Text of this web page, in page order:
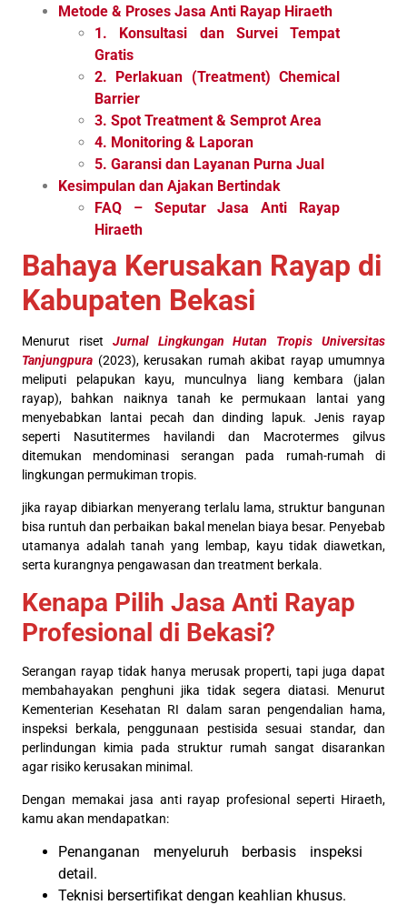
Metode & Proses Jasa Anti Rayap Hiraeth
1. Konsultasi dan Survei Tempat
Gratis
2. Perlakuan (Treatment) Chemical
Barrier
3. Spot Treatment & Semprot Area
4. Monitoring & Laporan
5. Garansi dan Layanan Purna Jual
Kesimpulan dan Ajakan Bertindak
FAQ – Seputar Jasa Anti Rayap
Hiraeth
Bahaya Kerusakan Rayap di
Kabupaten Bekasi
Menurut riset Jurnal Lingkungan Hutan Tropis Universitas
Tanjungpura (2023), kerusakan rumah akibat rayap umumnya
meliputi pelapukan kayu, munculnya liang kembara (jalan
rayap), bahkan naiknya tanah ke permukaan lantai yang
menyebabkan lantai pecah dan dinding lapuk. Jenis rayap
seperti Nasutitermes havilandi dan Macrotermes gilvus
ditemukan mendominasi serangan pada rumah-rumah di
lingkungan permukiman tropis.
jika rayap dibiarkan menyerang terlalu lama, struktur bangunan
bisa runtuh dan perbaikan bakal menelan biaya besar. Penyebab
utamanya adalah tanah yang lembap, kayu tidak diawetkan,
serta kurangnya pengawasan dan treatment berkala.
Kenapa Pilih Jasa Anti Rayap
Profesional di Bekasi?
Serangan rayap tidak hanya merusak properti, tapi juga dapat
membahayakan penghuni jika tidak segera diatasi. Menurut
Kementerian Kesehatan RI dalam saran pengendalian hama,
inspeksi berkala, penggunaan pestisida sesuai standar, dan
perlindungan kimia pada struktur rumah sangat disarankan
agar risiko kerusakan minimal.
Dengan memakai jasa anti rayap profesional seperti Hiraeth,
kamu akan mendapatkan:
Penanganan menyeluruh berbasis inspeksi
detail.
Teknisi bersertifikat dengan keahlian khusus.